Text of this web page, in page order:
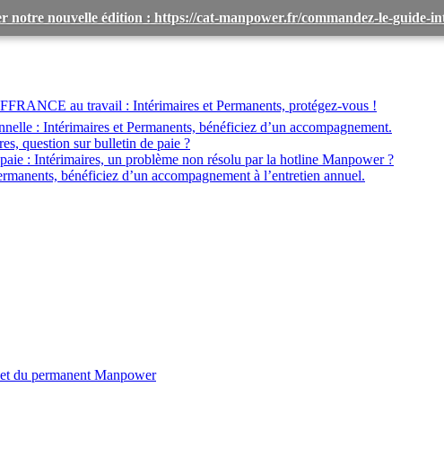
au travail : Intérimaires et Permanents, protégez-vous !
: Intérimaires et Permanents, bénéficiez d’un accompagnement.
question sur bulletin de paie ?
: Intérimaires, un problème non résolu par la hotline Manpower ?
bénéficiez d’un accompagnement à l’entretien annuel.
du permanent Manpower
notre nouvelle édition : https://cat-manpower.fr/commandez-le-guide-